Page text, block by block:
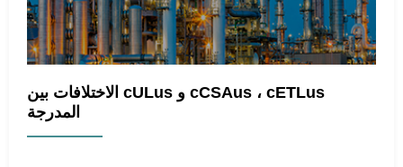
الاختلافات بين cULus و cCSAus ، cETLus
المدرجة